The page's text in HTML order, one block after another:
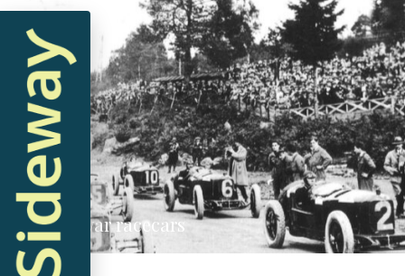
Hommes
Prepostwar racecars